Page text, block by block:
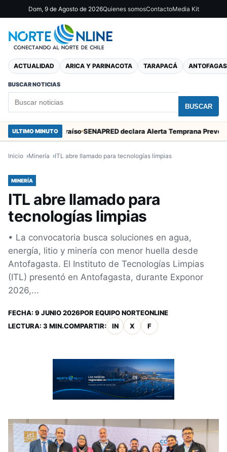
Dom, 9 de Agosto de 2026Quienes somosContactoMedia Kit
ACTUALIDAD ARICA Y PARINACOTA TARAPACÁ
BUSCAR NOTICIAS
BUSCAR
ULTIMO MINUTO
en Valparaíso
Inicio Minería ITL abre llamado para tecnologías limpias
MINERÍA
ITL abre llamado para
tecnologías limpias
• La convocatoria busca soluciones en agua,
energía, litio y minería con menor huella desde
Antofagasta. El Instituto de Tecnologías Limpias
(ITL) presentó en Antofagasta, durante Exponor
2026,...
FECHA: 9 JUNIO 2026POR EQUIPO NORTEONLINE
LECTURA: 3 MIN.COMPARTIR: IN X F